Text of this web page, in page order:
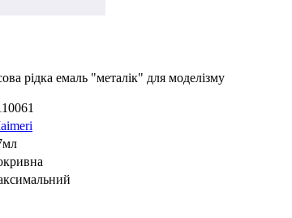
рідка емаль "металік" для моделізму